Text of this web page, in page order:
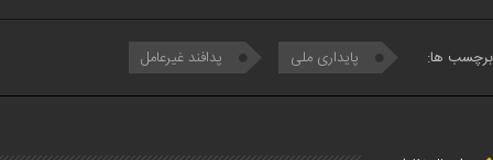
برچسب ها: پایداری ملی پدافند غیرعامل